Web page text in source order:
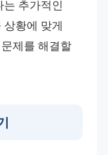
추가적인
황에 맞게
제를 해결할